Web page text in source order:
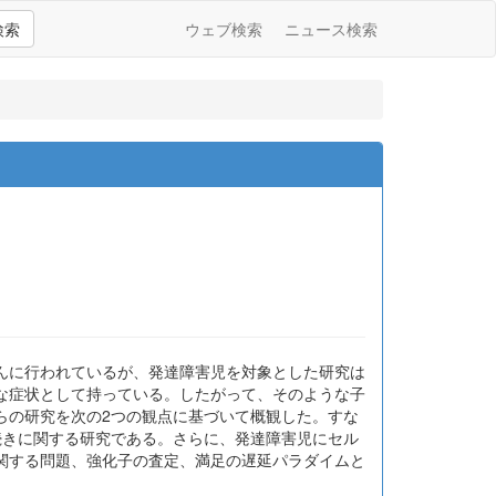
索 ウェブ検索 ニュース検索
行われているが、発達障害児を対象とした研究は
状として持っている。したがって、そのような子
研究を次の2つの観点に基づいて概観した。すな
に関する研究である。さらに、発達障害児にセル
る問題、強化子の査定、満足の遅延パラダイムと